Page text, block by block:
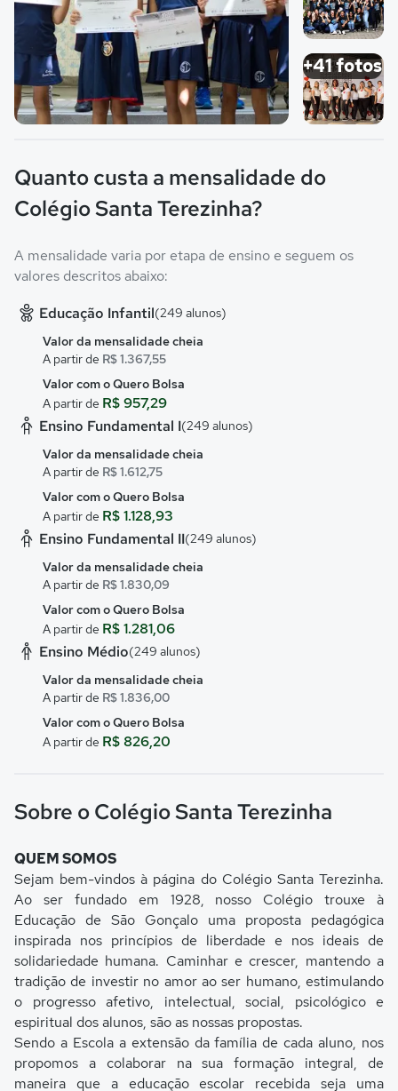
Imagem 3
+41 fotos
Quanto custa a mensalidade do
Colégio Santa Terezinha?
A mensalidade varia por etapa de ensino e seguem os
valores descritos abaixo:
Educação Infantil(249 alunos)
Valor da mensalidade cheia
A partir de R$ 1.367,55
Valor com o Quero Bolsa
A partir de R$ 957,29
Ensino Fundamental I(249 alunos)
Valor da mensalidade cheia
A partir de R$ 1.612,75
Valor com o Quero Bolsa
A partir de R$ 1.128,93
Ensino Fundamental II(249 alunos)
Valor da mensalidade cheia
A partir de R$ 1.830,09
Valor com o Quero Bolsa
A partir de R$ 1.281,06
Ensino Médio(249 alunos)
Valor da mensalidade cheia
A partir de R$ 1.836,00
Valor com o Quero Bolsa
A partir de R$ 826,20
Sobre o Colégio Santa Terezinha
QUEM SOMOS
Sejam bem-vindos à página do Colégio Santa Terezinha.
Ao ser fundado em 1928, nosso Colégio trouxe à
Educação de São Gonçalo uma proposta pedagógica
inspirada nos princípios de liberdade e nos ideais de
solidariedade humana. Caminhar e crescer, mantendo a
tradição de investir no amor ao ser humano, estimulando
o progresso afetivo, intelectual, social, psicológico e
espiritual dos alunos, são as nossas propostas.
Sendo a Escola a extensão da família de cada aluno, nos
propomos a colaborar na sua formação integral, de
maneira que a educação escolar recebida seja uma